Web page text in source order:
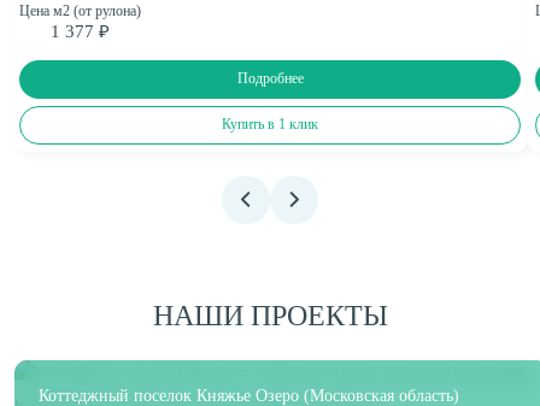
Цена м2 (от рулона)
1 377 ₽
Подробнее
Купить в 1 клик
НАШИ ПРОЕКТЫ
Коттеджный поселок Княжье Озеро (Московская область)